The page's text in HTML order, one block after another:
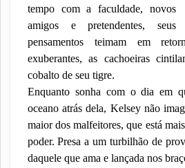
tempo com a faculdade, novos
amigos e pretendentes, seus
pensamentos teimam em
exuberantes, as cachoeiras
cobalto de seu tigre.
Enquanto sonha com o dia em
oceano atrás dela, Kelsey não
maior dos malfeitores, que está
poder. Presa a um turbilhão de
daquele que ama e lançada nos